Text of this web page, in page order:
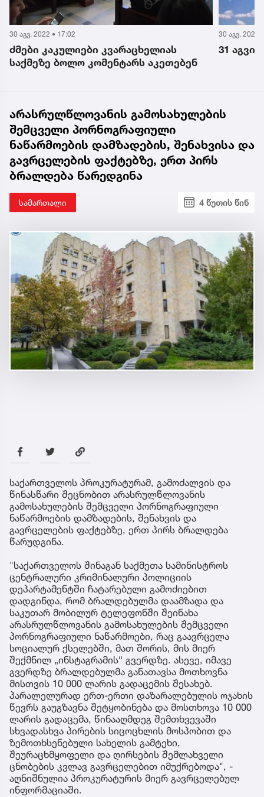
30 აგვ. 2022 • 17:02
ძმები კაკულიები კვარაცხელიას
საქმეზე ბოლო კომენტარს აკეთებენ
30 აგვ. 2022
31
არასრულწლოვანის გამოსახულების
შემცველი პორნოგრაფიული
ნაწარმოების დამზადების, შენახვისა და
გავრცელების ფაქტებზე, ერთ პირს
ბრალდება წარედგინა
სამართალი 4 წუთის წინ
საქართველოს პროკურატურამ, გამოძალვის და
წინასწარი შეცნობით არასრულწლოვანის
გამოსახულების შემცველი პორნოგრაფიული
ნაწარმოების დამზადების, შენახვის და
გავრცელების ფაქტებზე, ერთ პირს ბრალდება
წარუდგინა.
"საქართველოს შინაგან საქმეთა სამინისტროს
ცენტრალური კრიმინალური პოლიციის
დეპარტამენტში ჩატარებული გამოძიებით
დადგინდა, რომ ბრალდებულმა დაამზადა და
საკუთარ მობილურ ტელეფონში შეინახა
არასრულწლოვანის გამოსახულების შემცველი
პორნოგრაფიული ნაწარმოები, რაც გაავრცელა
სოციალურ ქსელებში, მათ შორის, მის მიერ
შექმნილ „ინსტაგრამის“ გვერდზე. ასევე, იმავე
გვერდზე ბრალდებულმა განათავსა მოთხოვნა
მისთვის 10 000 ლარის გადაცემის შესახებ.
პარალელურად ერთ-ერთი დაზარალებულის ოჯახის
წევრს გაუგზავნა შეტყობინება და მოსთხოვა 10 000
ლარის გადაცემა, წინააღმდეგ შემთხვევაში
სხვადასხვა პირების სიცოცხლის მოსპობით და
ზემოთხსენებული სახელის გამტეხი,
შეურაცხმყოფელი და ღირსების შემლახველი
ცნობების კვლავ გავრცელებით იმუქრებოდა", -
აღნიშნულია პროკურატურის მიერ გავრცელებულ
ინფორმაციაში.